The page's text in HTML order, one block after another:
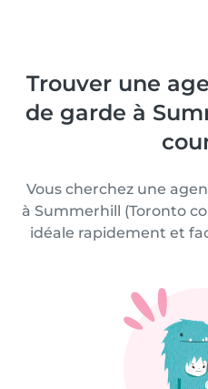
Trouver une
de garde à
Vous cherchez une
à Summerhill (Toronto
idéale rapidement et